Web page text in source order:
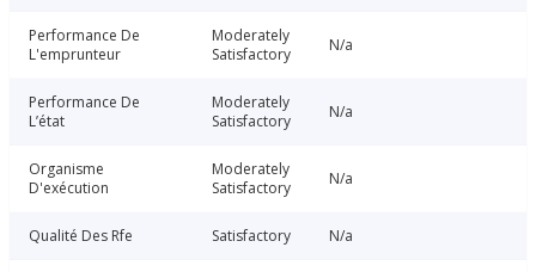
Performance De
L'emprunteur
Moderately
Satisfactory
N/a
Performance De
L’état
Moderately
Satisfactory
N/a
Organisme
D'exécution
Moderately
Satisfactory
N/a
Qualité Des Rfe Satisfactory N/a